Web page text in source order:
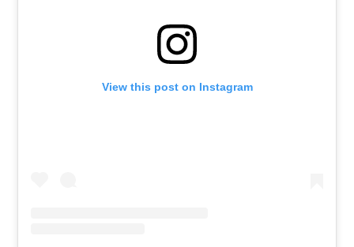
View this post on Instagram